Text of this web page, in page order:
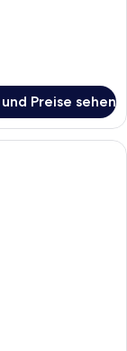
Preise sehen
mit zwei Betten,